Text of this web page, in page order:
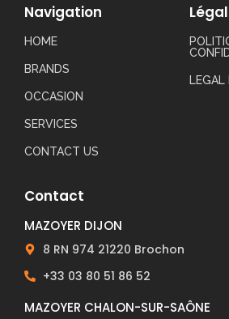
Navigation
HOME
BRANDS
OCCASION
SERVICES
CONTACT US
Légal
LEGAL
Contact
MAZOYER DIJON
8 RN 974 21220 Brochon
+33 03 80 51 86 52
MAZOYER CHALON-SUR-SAÔNE